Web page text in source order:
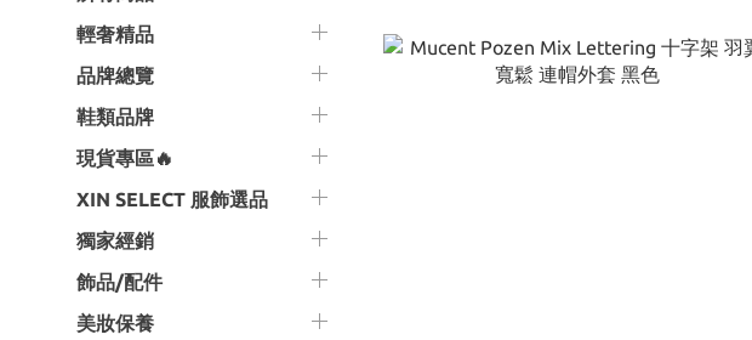
輕奢精品
品牌總覽
鞋類品牌
現貨專區🔥
XIN SELECT 服飾選品
獨家經銷
飾品/配件
美妝保養